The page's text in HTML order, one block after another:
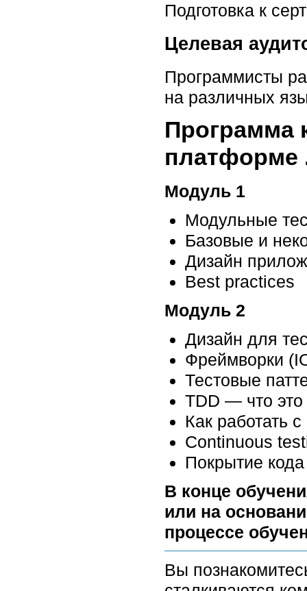
Подготовка к
Целевая
Программисты
на различных
Программа
платформе
Модуль 1
Модульные
Базовые и
Дизайн
Best practices
Модуль 2
Дизайн для
Фреймворки
Тестовые
TDD — что это
Как работать
Continuous
Покрытие кода
В конце
или на
процессе
Вы